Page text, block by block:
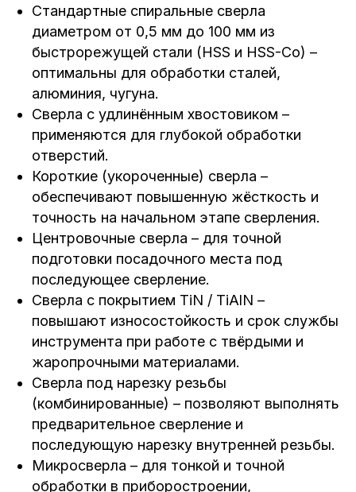
Стандартные спиральные сверла
диаметром от 0,5 мм до 100 мм из
быстрорежущей стали (HSS и HSS-Co) –
оптимальны для обработки сталей,
алюминия, чугуна.
Сверла с удлинённым хвостовиком –
применяются для глубокой обработки
отверстий.
Короткие (укороченные) сверла –
обеспечивают повышенную жёсткость и
точность на начальном этапе сверления.
Центровочные сверла – для точной
подготовки посадочного места под
последующее сверление.
Сверла с покрытием TiN / TiAlN –
повышают износостойкость и срок службы
инструмента при работе с твёрдыми и
жаропрочными материалами.
Сверла под нарезку резьбы
(комбинированные) – позволяют выполнять
предварительное сверление и
последующую нарезку внутренней резьбы.
Микросверла – для тонкой и точной
обработки в приборостроении,